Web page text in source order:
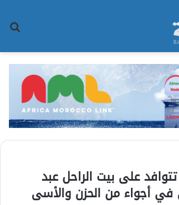
على بيت الراحل عبد
في أجواء من الحزن والأسى